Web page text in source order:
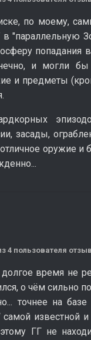
по моему,
"параллельную
попадания
и могли
и предметы
засады,
оружие и
4 пользователя
время не
о чём сильно
точнее на
известной
ГГ не